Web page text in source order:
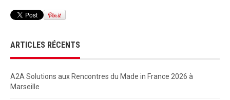
ARTICLES RÉCENTS
A2A Solutions aux Rencontres du Made in France 2026 à
Marseille